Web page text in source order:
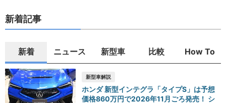
新着記事
新着 ニュース 新型車 比較 How To
新型車解説
ホンダ 新型インテグラ「タイプS」は予想
価格860万円で2026年11月ごろ発売！ シ